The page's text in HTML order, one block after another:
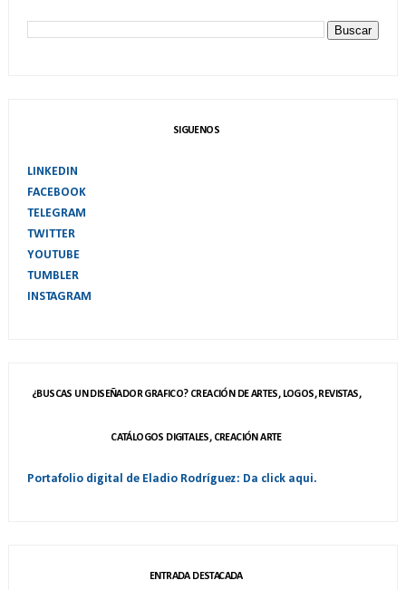
SIGUENOS
LINKEDIN
FACEBOOK
TELEGRAM
TWITTER
YOUTUBE
TUMBLER
INSTAGRAM
¿BUSCAS UN DISEÑADOR GRAFICO? CREACIÓN DE ARTES, LOGOS, REVISTAS,
CATÁLOGOS DIGITALES, CREACIÓN ARTE
Portafolio digital de Eladio Rodríguez: Da click aqui.
ENTRADA DESTACADA